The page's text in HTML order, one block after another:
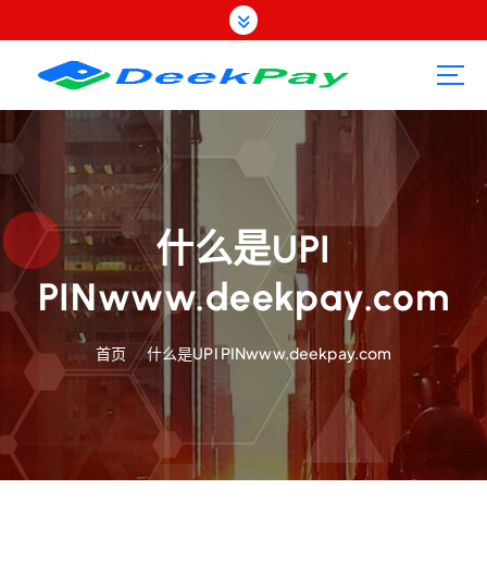
转
容
什么是UPI
PINwww.deekpay.com
首页 什么是UPI PINwww.deekpay.com